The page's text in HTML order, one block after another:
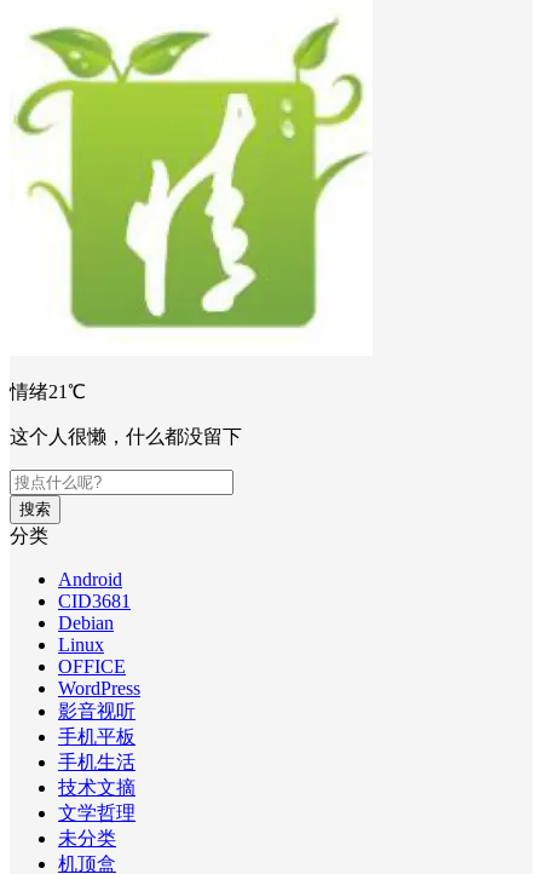
情绪21℃
这个人很懒，什么都没留下
搜索
分类
Android
CID3681
Debian
Linux
OFFICE
WordPress
影音视听
手机平板
手机生活
技术文摘
文学哲理
未分类
机顶盒